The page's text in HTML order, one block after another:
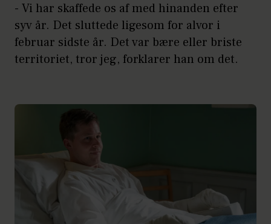
- Vi har skaffede os af med hinanden efter
syv år. Det sluttede ligesom for alvor i
februar sidste år. Det var bære eller briste
territoriet, tror jeg, forklarer han om det.